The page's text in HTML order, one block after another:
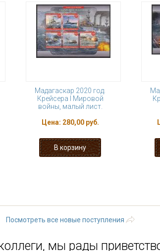
Мадагаскар 2020 год.
Крейсера I Мировой
войны, малый лист.
Цена: 280,00 руб.
Посмотреть все новые поступления
мы рады